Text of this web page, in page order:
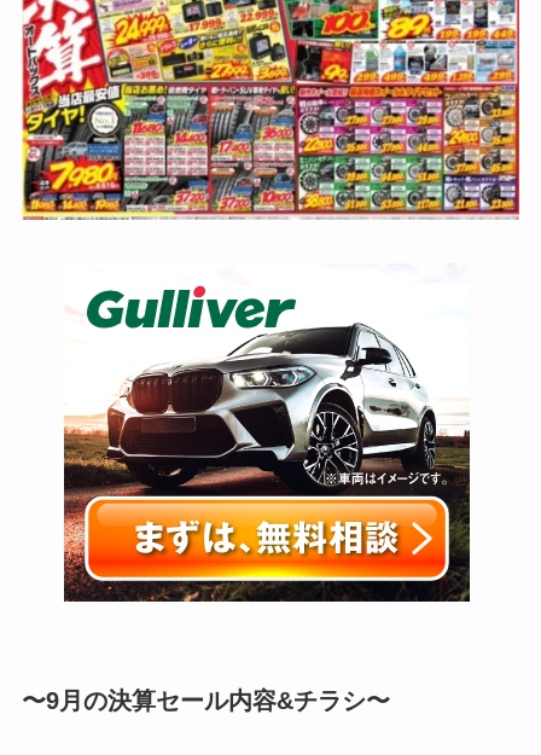
〜9月の決算セール内容&チラシ〜